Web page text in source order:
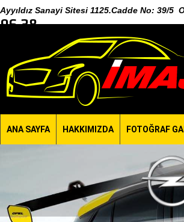
Ayyıldız Sanayi Sitesi 1125.Cadde No: 39/5
96 38
ANA SAYFA HAKKIMIZDA FOTOĞRAF